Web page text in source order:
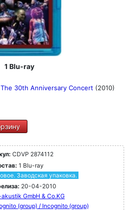
1 Blu-ray
30th Anniversary Concert (2010)
CDVP 2874112
1 Blu-ray
Заводская упаковка.
20-04-2010
GmbH & Co.KG
(group) / Incognito (group)